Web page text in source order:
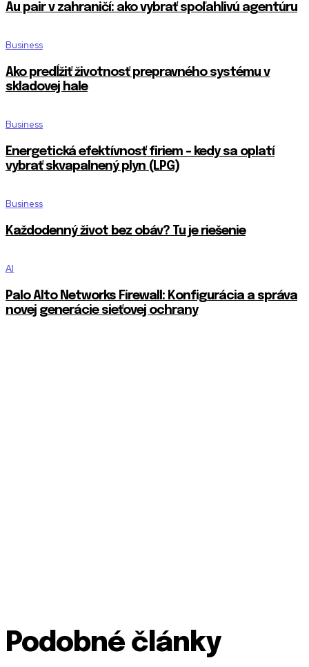
Au pair v zahraničí: ako vybrať spoľahlivú agentúru
Business
Ako predĺžiť životnosť prepravného systému v
skladovej hale
Business
Energetická efektívnosť firiem – kedy sa oplatí
vybrať skvapalnený plyn (LPG)
Business
Každodenný život bez obáv? Tu je riešenie
AI
Palo Alto Networks Firewall: Konfigurácia a správa
novej generácie sieťovej ochrany
Podobné články